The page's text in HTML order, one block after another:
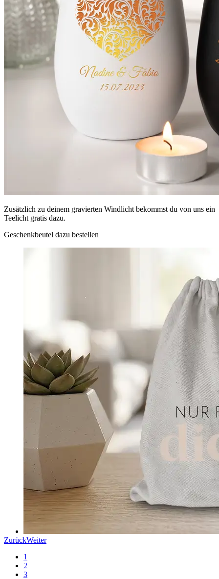
Zusätzlich zu deinem gravierten Windlicht bekommst du von uns ein
Teelicht gratis dazu.
Geschenkbeutel dazu bestellen
ZurückWeiter
1
2
3